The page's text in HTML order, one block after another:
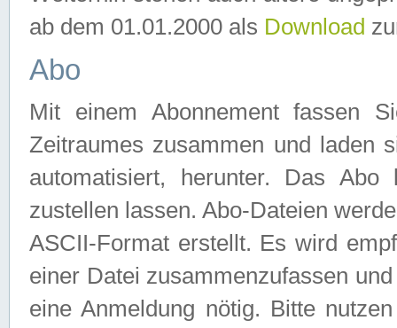
ab dem 01.01.2000 als Download
Abo
Mit einem Abonnement fassen
Zeitraumes zusammen und laden
automatisiert, herunter. Das
zustellen lassen. Abo-Dateien
ASCII-Format erstellt. Es wird
einer Datei zusammenzufassen
eine Anmeldung nötig. Bitte